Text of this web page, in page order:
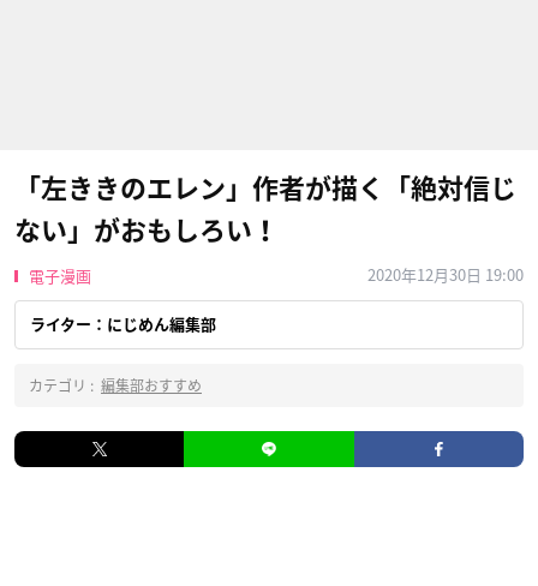
「左ききのエレン」作者が描く「絶対信じ
ない」がおもしろい！
電子漫画 2020年12月30日 19:00
ライター：にじめん編集部
カテゴリ : 編集部おすすめ